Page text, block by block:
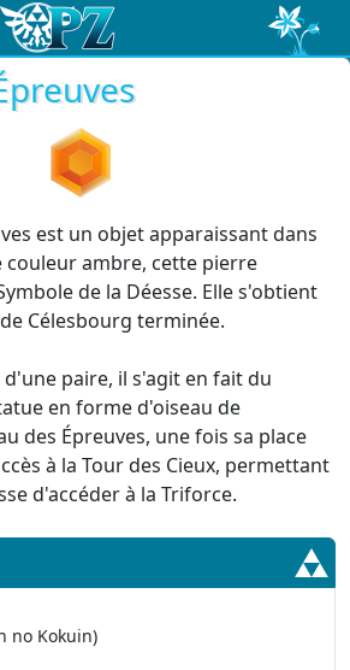
est un objet apparaissant dans
couleur ambre, cette pierre
de la Déesse. Elle s'obtient
Célesbourg terminée.
paire, il s'agit en fait du
en forme d'oiseau de
des Épreuves, une fois sa place
à la Tour des Cieux, permettant
d'accéder à la Triforce.
no Kokuin)